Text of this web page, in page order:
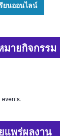
รียนออนไลน์
มายกิจกรรม
แพร่ผลงาน